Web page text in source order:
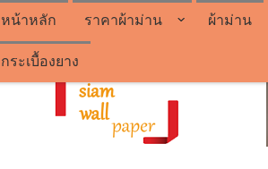
หน้าหลัก ราคาผ้าม่าน ผ้าม่าน
กระเบื้องยาง